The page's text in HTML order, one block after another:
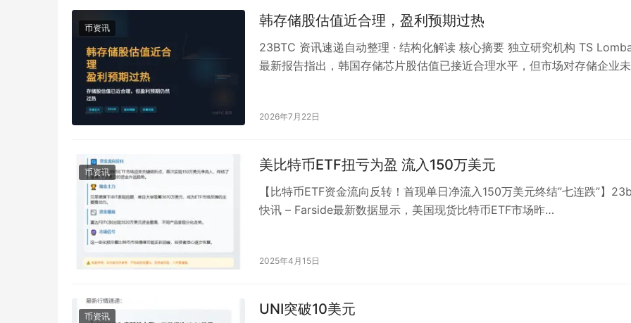
币资讯 韩存储股估值近合理，盈利预期过热
23BTC 资讯速递自动整理 · 结构化解读 核心摘要 独立研究机构 TS
最新报告指出，韩国存储芯片股估值已接近合理水平，但市场对存储企业
2026年7月22日
币资讯 美比特币ETF扭亏为盈 流入150万美元
【比特币ETF资金流向反转！首现单日净流入150万美元终结”七连跌”】
快讯 – Farside最新数据显示，美国现货比特币ETF市场昨…
2025年4月15日
币资讯 UNI突破10美元